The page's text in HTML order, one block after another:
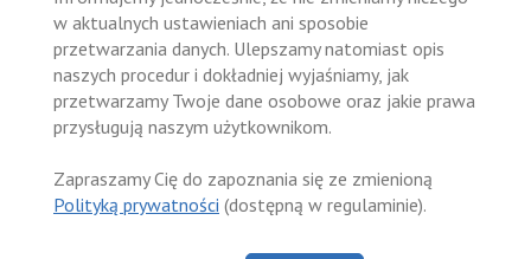
w aktualnych ustawieniach ani sposobie
przetwarzania danych. Ulepszamy natomiast opis
naszych procedur i dokładniej wyjaśniamy, jak
przetwarzamy Twoje dane osobowe oraz jakie prawa
przysługują naszym użytkownikom.
Zapraszamy Cię do zapoznania się ze zmienioną
Polityką prywatności (dostępną w regulaminie).